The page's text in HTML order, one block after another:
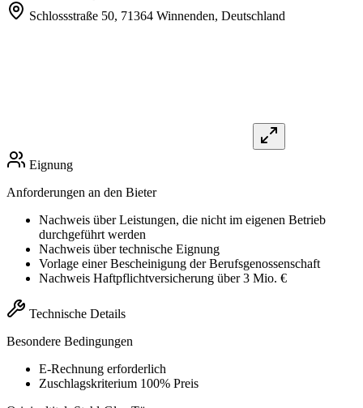
Schlossstraße 50, 71364 Winnenden, Deutschland
Eignung
Anforderungen an den Bieter
Nachweis über Leistungen, die nicht im eigenen Betrieb
durchgeführt werden
Nachweis über technische Eignung
Vorlage einer Bescheinigung der Berufsgenossenschaft
Nachweis Haftpflichtversicherung über 3 Mio. €
Technische Details
Besondere Bedingungen
E-Rechnung erforderlich
Zuschlagskriterium 100% Preis